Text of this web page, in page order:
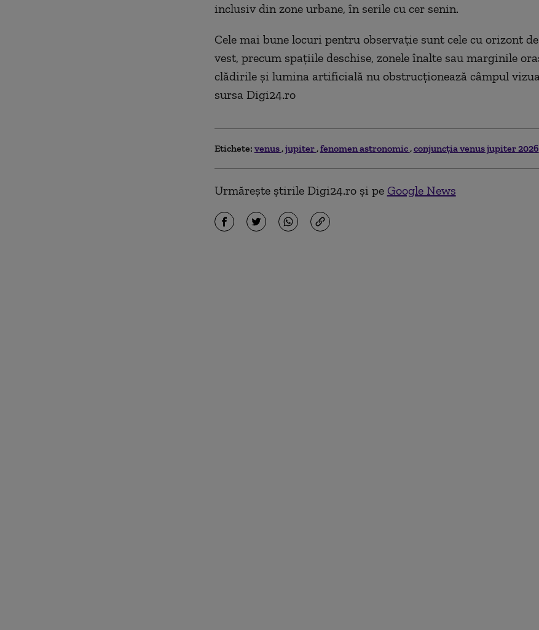
inclusiv din zone urbane, în serile cu cer senin.
Cele mai bune locuri pentru observație sunt cele cu orizont
vest, precum spațiile deschise, zonele înalte sau marginile
clădirile și lumina artificială nu obstrucționează câmpul
sursa Digi24.ro
Etichete: venus jupiter fenomen astronomic conjuncția venus jupiter 2026
Urmărește știrile Digi24.ro și pe Google News